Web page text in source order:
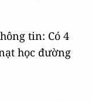
tin: Có 4
học đường